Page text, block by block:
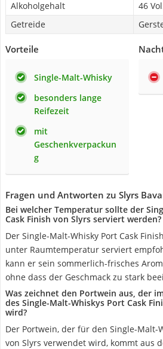
Alkoholgehalt
46
Getreide
Vorteile
Single-Malt-Whisky
besonders lange
Reifezeit
mit
Geschenkverpackun
g
Fragen und Antworten zu Slyrs
Bei welcher Temperatur sollte der
Cask Finish von Slyrs serviert werden?
Der Single-Malt-Whisky Port Cask
unter Raumtemperatur serviert
kann er sein sommerlich-frisches
ohne dass der Geschmack zu stark
Was zeichnet den Portwein aus, der
des Single-Malt-Whiskys Port Cask
wird?
Der Portwein, der für den Single-Malt-
von Slyrs verwendet wird, kommt aus